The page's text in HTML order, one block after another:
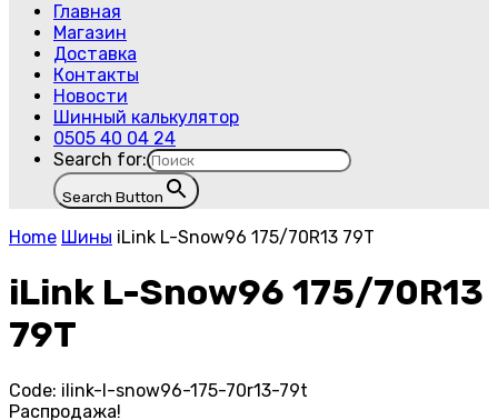
Главная
Магазин
Доставка
Контакты
Новости
Шинный калькулятор
0505 40 04 24
Search for:
Search Button
Home Шины iLink L-Snow96 175/70R13 79T
iLink L-Snow96 175/70R13
79T
Code: ilink-l-snow96-175-70r13-79t
Распродажа!